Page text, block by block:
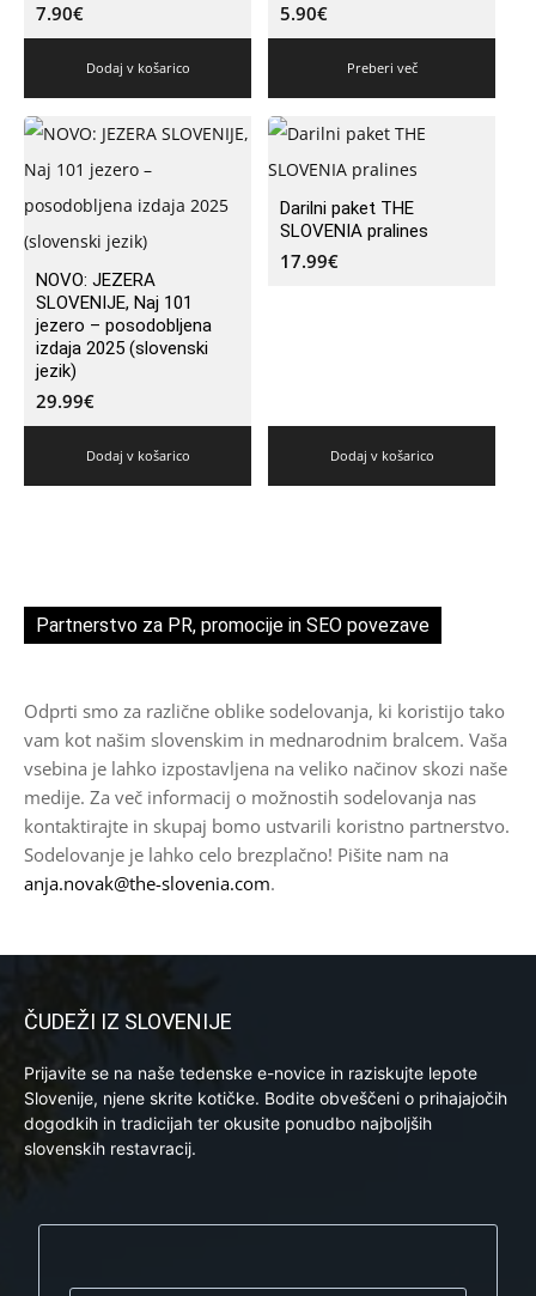
7.90€
Dodaj v košarico
5.90€
Preberi več
NOVO: JEZERA
SLOVENIJE, Naj 101
jezero – posodobljena
izdaja 2025 (slovenski
jezik)
29.99€
Dodaj v košarico
Darilni paket THE
SLOVENIA pralines
17.99€
Dodaj v košarico
Partnerstvo za PR, promocije in SEO povezave
Odprti smo za različne oblike sodelovanja, ki koristijo tako
vam kot našim slovenskim in mednarodnim bralcem. Vaša
vsebina je lahko izpostavljena na veliko načinov skozi naše
medije. Za več informacij o možnostih sodelovanja nas
kontaktirajte in skupaj bomo ustvarili koristno partnerstvo.
Sodelovanje je lahko celo brezplačno! Pišite nam na
anja.novak@the-slovenia.com.
ČUDEŽI IZ SLOVENIJE
Prijavite se na naše tedenske e-novice in raziskujte lepote
Slovenije, njene skrite kotičke. Bodite obveščeni o prihajajočih
dogodkih in tradicijah ter okusite ponudbo najboljših
slovenskih restavracij.